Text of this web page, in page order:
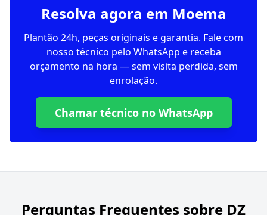
Resolva agora em Moema
Plantão 24h, peças originais e garantia. Fale com
nosso técnico pelo WhatsApp e receba
orçamento na hora — sem visita perdida, sem
enrolação.
Chamar técnico no WhatsApp
Perguntas Frequentes sobre DZ